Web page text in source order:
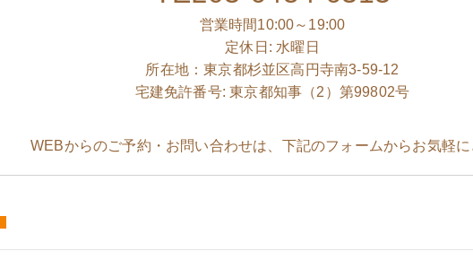
営業時間10:00～19:00
定休日: 水曜日
所在地：東京都杉並区高円寺南3-59-12
宅建免許番号: 東京都知事（2）第99802号
WEBからのご予約・お問い合わせは、下記のフォームからお気軽